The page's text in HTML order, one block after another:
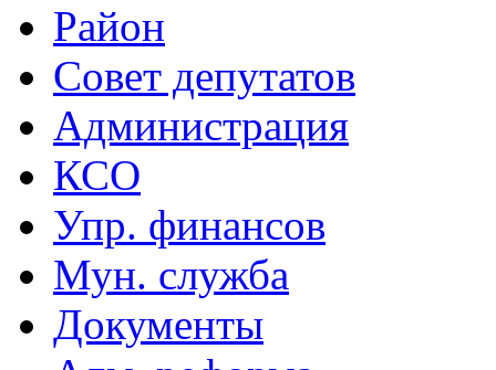
Район
Совет депутатов
Администрация
КСО
Упр. финансов
Мун. служба
Документы